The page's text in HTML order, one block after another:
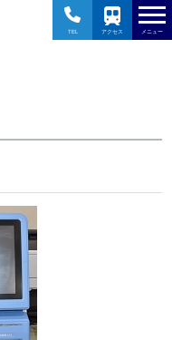
TEL アクセス メニュー